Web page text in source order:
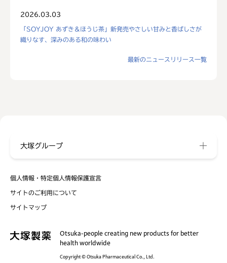
2026.03.03
「SOYJOY あずき＆ほうじ茶」新発売やさしい甘みと香ばしさが
織りなす、深みのある和の味わい
最新のニュースリリース一覧
個人情報・特定個人情報保護宣言
サイトのご利用について
サイトマップ
大塚グループ
Otsuka-people creating new products for better
health worldwide
Copyright © Otsuka Pharmaceutical Co., Ltd.